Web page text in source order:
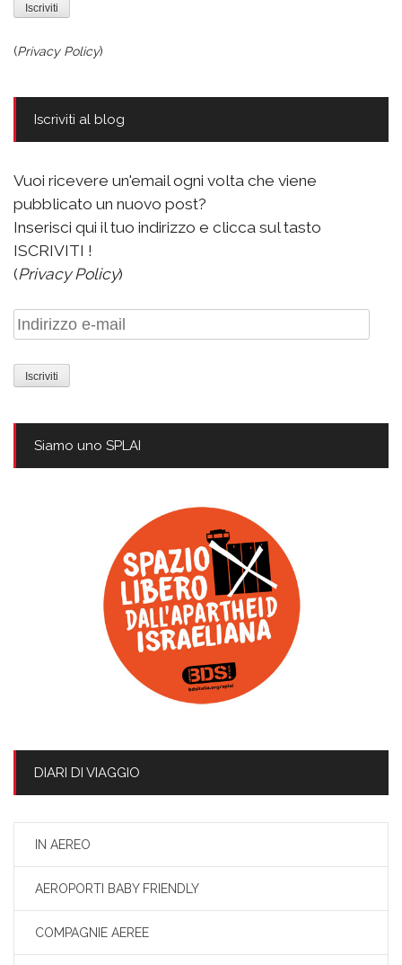
(Privacy Policy)
Iscriviti al blog
Vuoi ricevere un'email ogni volta che viene
pubblicato un nuovo post?
Inserisci qui il tuo indirizzo e clicca sul tasto
ISCRIVITI !
(Privacy Policy)
Indirizzo
e-
mail
Siamo uno SPLAI
DIARI DI VIAGGIO
IN AEREO
AEROPORTI BABY FRIENDLY
COMPAGNIE AEREE